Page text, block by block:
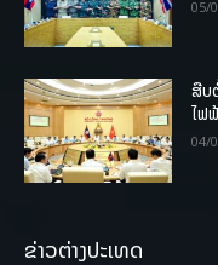
05/
ສືບ
ໄຟ
04/
ຂ່າວຕ່າງປະເທດ